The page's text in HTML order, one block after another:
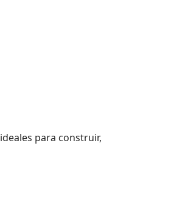
para construir,